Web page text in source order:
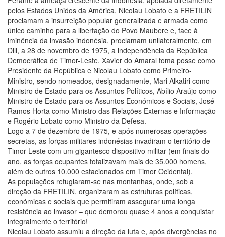
pelos Estados Unidos da América, Nicolau Lobato e a FRETILIN
proclamam a insurreição popular generalizada e armada como
único caminho para a libertação do Povo Maubere e, face à
iminência da invasão indonésia, proclamam unilateralmente, em
Dili, a 28 de novembro de 1975, a independência da República
Democrática de Timor-Leste. Xavier do Amaral toma posse como
Presidente da República e Nicolau Lobato como Primeiro-
Ministro, sendo nomeados, designadamente, Mari Alkatiri como
Ministro de Estado para os Assuntos Políticos, Abílio Araújo como
Ministro de Estado para os Assuntos Económicos e Sociais, José
Ramos Horta como Ministro das Relações Externas e Informação
e Rogério Lobato como Ministro da Defesa.
Logo a 7 de dezembro de 1975, e após numerosas operações
secretas, as forças militares indonésias invadiram o território de
Timor-Leste com um gigantesco dispositivo militar (em finais do
ano, as forças ocupantes totalizavam mais de 35.000 homens,
além de outros 10.000 estacionados em Timor Ocidental).
As populações refugiaram-se nas montanhas, onde, sob a
direção da FRETILIN, organizaram as estruturas políticas,
económicas e sociais que permitiram assegurar uma longa
resistência ao invasor – que demorou quase 4 anos a conquistar
integralmente o território!
Nicolau Lobato assumiu a direção da luta e, após divergências no